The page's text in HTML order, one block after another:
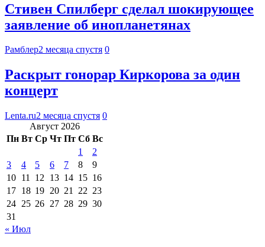
Стивен Спилберг сделал шокирующее
заявление об инопланетянах
Рамблер2 месяца спустя 0
Раскрыт гонорар Киркорова за один
концерт
Lenta.ru2 месяца спустя 0
Август 2026
Пн Вт Ср Чт Пт Сб Вс
1
2
3
4 5 6 7 8
9
10 11 12 13 14 15 16
17 18 19 20 21 22 23
24 25 26 27 28 29 30
31
« Июл